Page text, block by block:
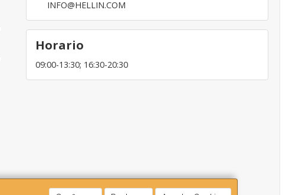
INFO@HELLIN.COM
Horario
09:00-13:30; 16:30-20:30